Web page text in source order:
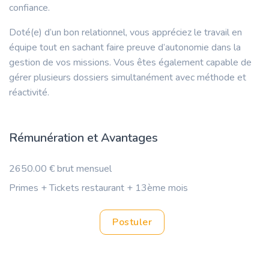
confiance.
Doté(e) d’un bon relationnel, vous appréciez le travail en
équipe tout en sachant faire preuve d’autonomie dans la
gestion de vos missions. Vous êtes également capable de
gérer plusieurs dossiers simultanément avec méthode et
réactivité.
Rémunération et Avantages
2650.00 € brut mensuel
Primes + Tickets restaurant + 13ème mois
Postuler